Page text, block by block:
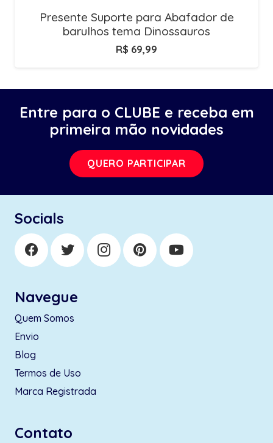
Presente Suporte para Abafador de
barulhos tema Dinossauros
R$ 69,99
Entre para o CLUBE e receba em
primeira mão novidades
QUERO PARTICIPAR
Socials
Navegue
Quem Somos
Envio
Blog
Termos de Uso
Marca Registrada
Contato